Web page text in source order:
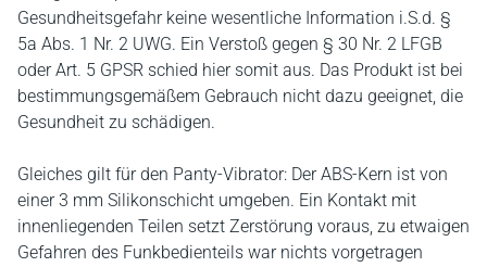
Gesundheitsgefahr keine wesentliche Information i.S.d. §
5a Abs. 1 Nr. 2 UWG. Ein Verstoß gegen § 30 Nr. 2 LFGB
oder Art. 5 GPSR schied hier somit aus. Das Produkt ist bei
bestimmungsgemäßem Gebrauch nicht dazu geeignet, die
Gesundheit zu schädigen.
Gleiches gilt für den Panty-Vibrator: Der ABS-Kern ist von
einer 3 mm Silikonschicht umgeben. Ein Kontakt mit
innenliegenden Teilen setzt Zerstörung voraus, zu etwaigen
Gefahren des Funkbedienteils war nichts vorgetragen